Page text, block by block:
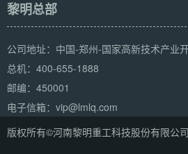
黎明总部
公司地址：中国-郑州-国家高新技术产业
总机：400-655-1888
邮编：450001
电子信箱：vip@lmlq.com
版权所有©河南黎明重工科技股份有限公